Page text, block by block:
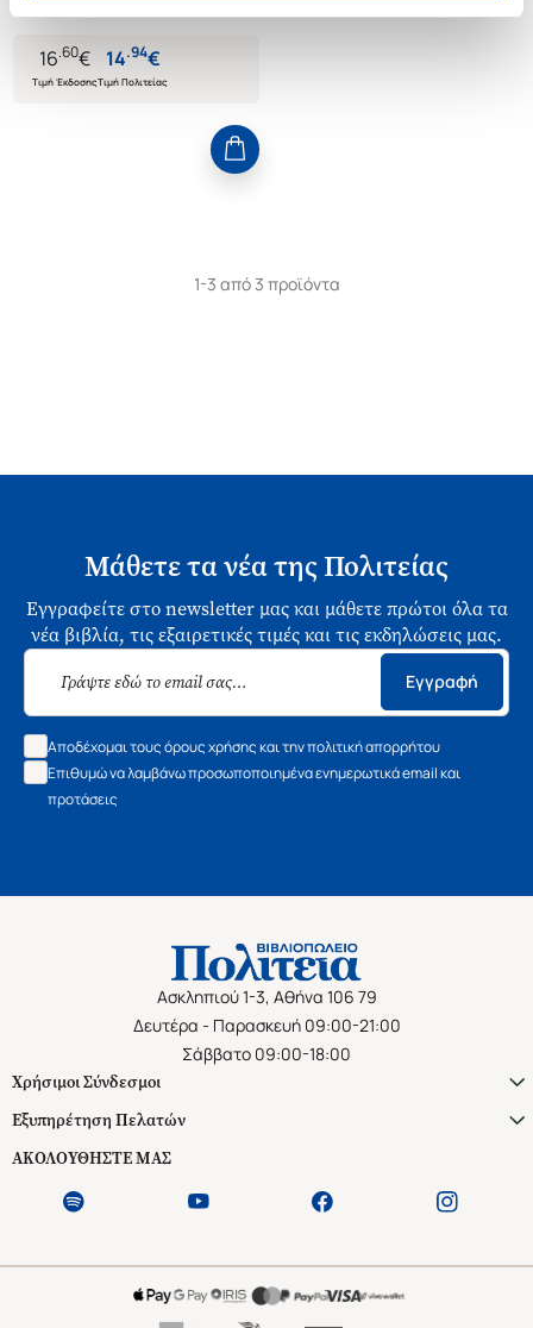
16.60€
Τιμή Έκδοσης
14.94€
Τιμή Πολιτείας
1-3 από 3 προϊόντα
Μάθετε τα νέα της Πολιτείας
Εγγραφείτε στο newsletter μας και μάθετε πρώτοι όλα τα
νέα βιβλία, τις εξαιρετικές τιμές και τις εκδηλώσεις μας.
Εγγραφή
Αποδέχομαι τους όρους χρήσης και την πολιτική απορρήτου
Επιθυμώ να λαμβάνω προσωποποιημένα ενημερωτικά email και
προτάσεις
Ασκληπιού 1-3, Αθήνα 106 79
Δευτέρα - Παρασκευή 09:00-21:00
Σάββατο 09:00-18:00
Χρήσιμοι Σύνδεσμοι
Εξυπηρέτηση Πελατών
ΑΚΟΛΟΥΘΗΣΤΕ ΜΑΣ